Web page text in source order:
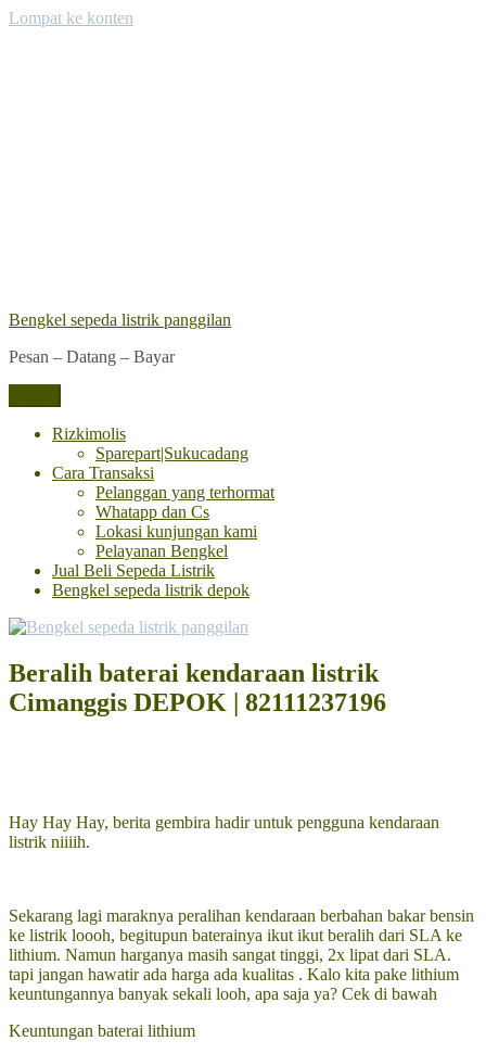
Lompat ke konten
Bengkel sepeda listrik panggilan
Pesan – Datang – Bayar
Rizkimolis
Sparepart|Sukucadang
Cara Transaksi
Pelanggan yang terhormat
Whatapp dan Cs
Lokasi kunjungan kami
Pelayanan Bengkel
Jual Beli Sepeda Listrik
Bengkel sepeda listrik depok
Beralih baterai kendaraan listrik
Cimanggis DEPOK | 82111237196
Hay Hay Hay, berita gembira hadir untuk pengguna kendaraan
listrik niiiih.
Sekarang lagi maraknya peralihan kendaraan berbahan bakar bensin
ke listrik loooh, begitupun baterainya ikut ikut beralih dari SLA ke
lithium. Namun harganya masih sangat tinggi, 2x lipat dari SLA.
tapi jangan hawatir ada harga ada kualitas . Kalo kita pake lithium
keuntungannya banyak sekali looh, apa saja ya? Cek di bawah
Keuntungan baterai lithium